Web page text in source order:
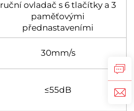
ruční ovladač s 6 tlačítky a 3
paměťovými
přednastaveními
30mm/s
≤55dB